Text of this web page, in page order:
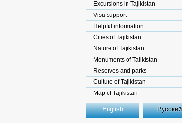
Excursions in Tajikistan
Visa support
Helpful information
Cities of Tajikistan
Nature of Tajikistan
Monuments of Tajikistan
Reserves and parks
Culture of Tajikistan
Map of Tajikistan
English Русский